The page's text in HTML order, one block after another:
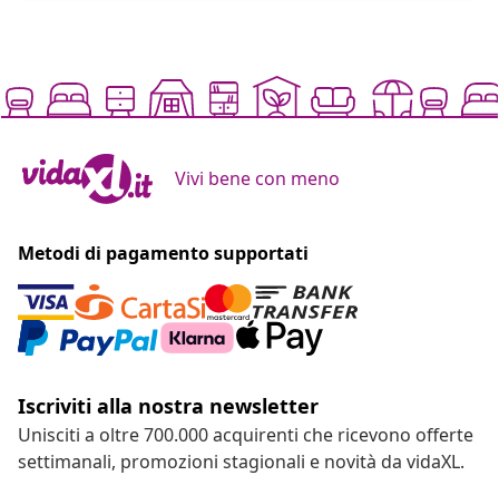
Vivi bene con meno
Metodi di pagamento supportati
Iscriviti alla nostra newsletter
Unisciti a oltre 700.000 acquirenti che ricevono offerte
settimanali, promozioni stagionali e novità da vidaXL.